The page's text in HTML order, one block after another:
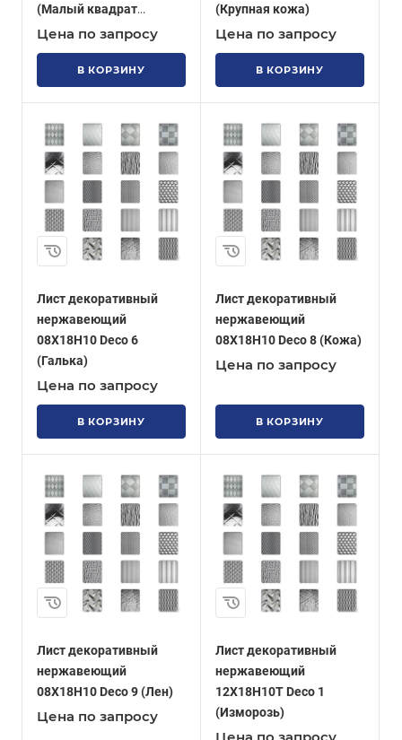
(Малый квадрат
негатив)
Цена по запросу
В КОРЗИНУ
(Крупная кожа)
Цена по запросу
В КОРЗИНУ
Лист декоративный
нержавеющий
08Х18Н10 Deco 6
(Галька)
Цена по запросу
В КОРЗИНУ
Лист декоративный
нержавеющий
08Х18Н10 Deco 8 (Кожа)
Цена по запросу
В КОРЗИНУ
Лист декоративный
нержавеющий
08Х18Н10 Deco 9 (Лен)
Цена по запросу
Лист декоративный
нержавеющий
12Х18Н10Т Deco 1
(Изморозь)